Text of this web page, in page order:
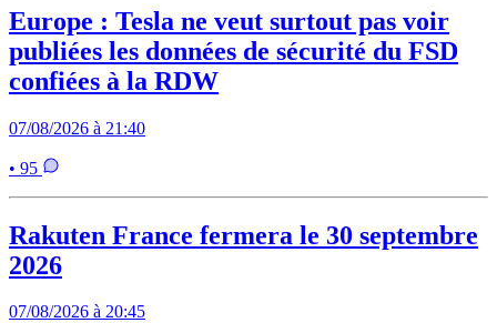
Europe : Tesla ne veut surtout pas voir
publiées les données de sécurité du FSD
confiées à la RDW
07/08/2026 à 21:40
• 95
Rakuten France fermera le 30 septembre
2026
07/08/2026 à 20:45